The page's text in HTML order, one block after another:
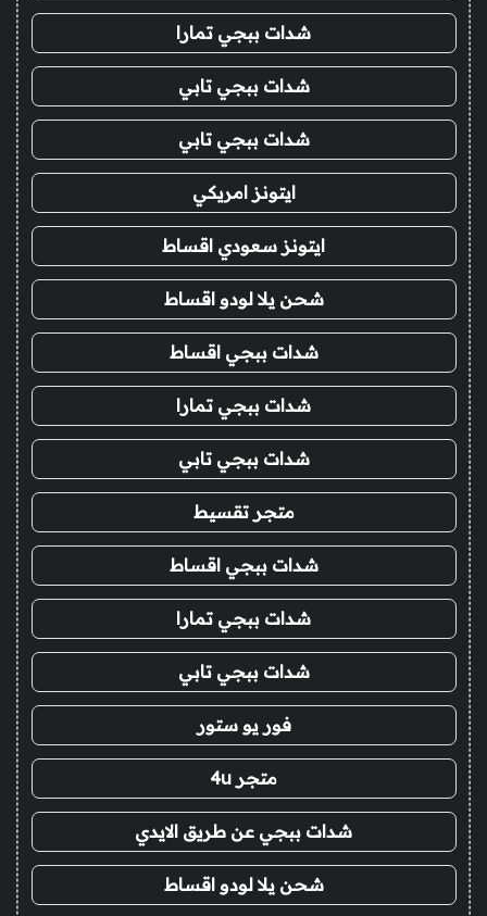
شدات ببجي تمارا
شدات ببجي تابي
شدات ببجي تابي
ايتونز امريكي
ايتونز سعودي اقساط
شحن يلا لودو اقساط
شدات ببجي اقساط
شدات ببجي تمارا
شدات ببجي تابي
متجر تقسيط
شدات ببجي اقساط
شدات ببجي تمارا
شدات ببجي تابي
فور يو ستور
متجر 4u
شدات ببجي عن طريق الايدي
شحن يلا لودو اقساط